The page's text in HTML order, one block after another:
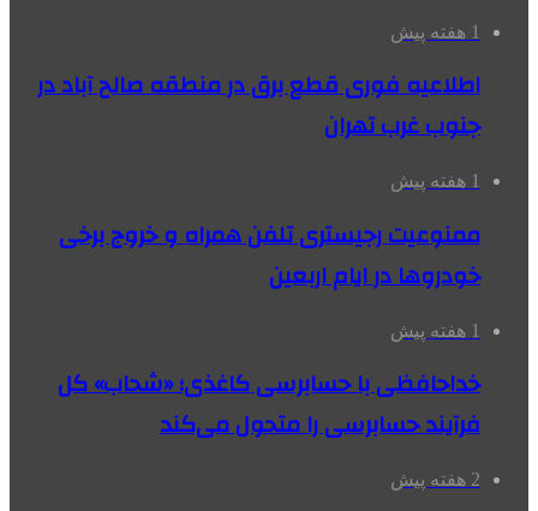
1 هفته پیش
اطلاعیه فوری قطع برق در منطقه صالح آباد در
جنوب غرب تهران
1 هفته پیش
ممنوعیت رجیستری تلفن همراه و خروج برخی
خودروها در ایام اربعین
1 هفته پیش
خداحافظی با حسابرسی کاغذی؛ «شحاب» کل
فرآیند حسابرسی را متحول می‌کند
2 هفته پیش